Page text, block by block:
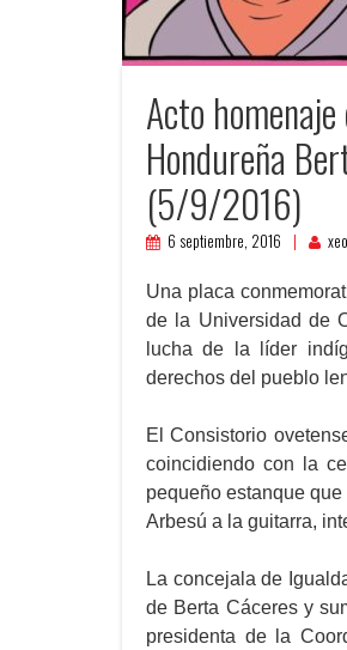
Acto
Hondureña
(5/9/2016)
6 septiembre, 2016
Una placa
de la Universidad de
lucha de la líder
derechos del pueblo
El Consistorio
coincidiendo con la
pequeño estanque
Arbesú a la guitarra,
La concejala de
de Berta Cáceres y
presidenta de la